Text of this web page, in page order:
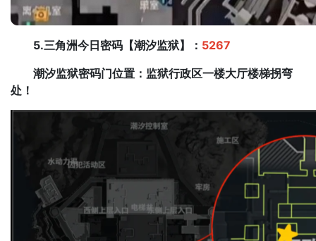
5.三角洲今日密码【潮汐监狱】： 5267
潮汐监狱密码门位置：监狱行政区一楼大厅楼梯拐弯
处！